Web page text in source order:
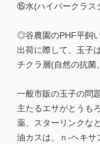
⑮水(ハイパークラス
◎谷農園のPHF平飼
出荷に際して、玉子
チクラ層(自然の抗菌
一般市販の玉子の問
主たるエサがとうも
薬、スターリンクな
油カスは、ｎ-ヘキサ